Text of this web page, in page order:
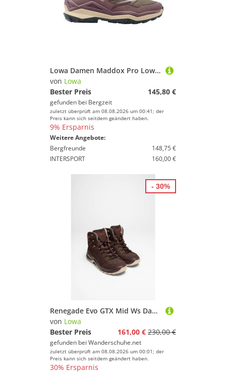
Lowa Damen Maddox Pro Low Schuhe
von Lowa
Bester Preis
145,80 €
gefunden bei Bergzeit
zuletzt überprüft am 08.08.2026 um 00:41; der
Preis kann sich seitdem geändert haben.
9% Ersparnis
Weitere Angebote:
Bergfreunde
148,75 €
INTERSPORT
160,00 €
Renegade Evo GTX Mid Ws Damen (Altrosa/Ton)
von Lowa
Bester Preis
161,00 € 230,00 €
gefunden bei Wanderschuhe.net
zuletzt überprüft am 08.08.2026 um 00:01; der
Preis kann sich seitdem geändert haben.
30% Ersparnis
- 30%